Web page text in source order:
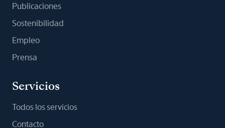
Publicaciones
Sostenibilidad
Empleo
Prensa
Servicios
Todos los servicios
Contacto